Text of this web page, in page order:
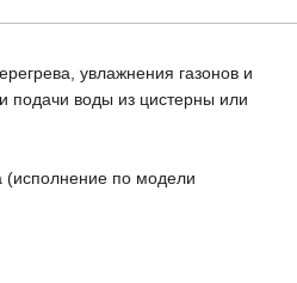
увлажнения газонов и
подачи воды из цистерны или
(исполнение по модели